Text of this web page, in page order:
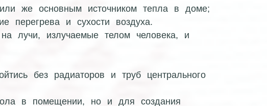
же основным источником тепла в доме;
перегрева и сухости воздуха.
лучи, излучаемые телом человека, и
без радиаторов и труб центрального
в помещении, но и для создания